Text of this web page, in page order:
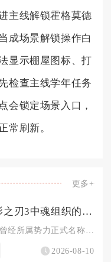
主线解锁霍格莫德
成场景解锁操作白
显示棚屋图标、打
检查主线学年任务
会锁定场景入口，
常刷新。
更多+
有人知道影之刃3中魂组织的名字是什么
2026-08-10